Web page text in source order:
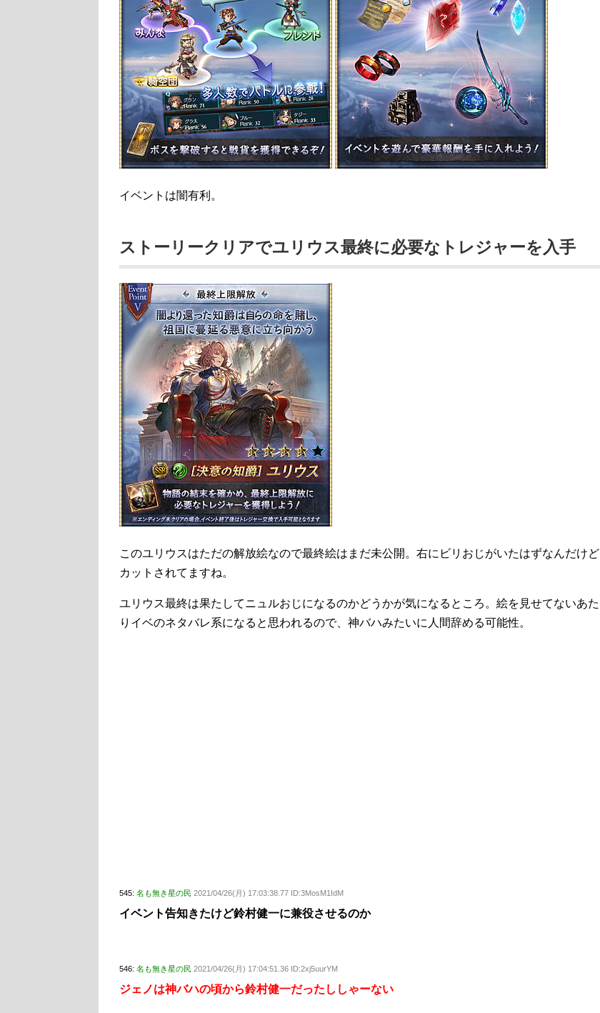
イベントは闇有利。
ストーリークリアでユリウス最終に必要なトレジャーを入手
このユリウスはただの解放絵なので最終絵はまだ未公開。右にビリおじがいたはずなんだけど
カットされてますね。
ユリウス最終は果たしてニュルおじになるのかどうかが気になるところ。絵を見せてないあた
りイベのネタバレ系になると思われるので、神バハみたいに人間辞める可能性。
545: 名も無き星の民 2021/04/26(月) 17:03:38.77 ID:3MosM1IdM
イベント告知きたけど鈴村健一に兼役させるのか
546: 名も無き星の民 2021/04/26(月) 17:04:51.36 ID:2xj5uurYM
ジェノは神バハの頃から鈴村健一だったししゃーない